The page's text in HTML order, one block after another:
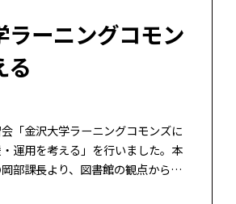
ラーニングコモン
る
「金沢大学ラーニングコモンズに
運用を考える」を行いました。本
部課長より、図書館の観点から見
ンズに至るまで歴史、インフォメ